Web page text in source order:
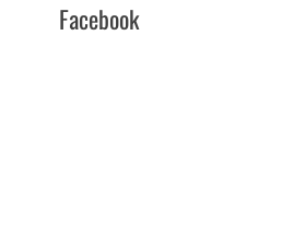
Facebook